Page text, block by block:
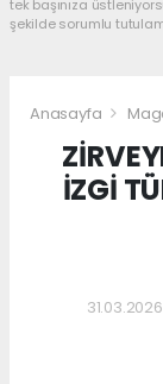
tek başınıza
şekilde sorumlu
Anasayfa
İZGİ